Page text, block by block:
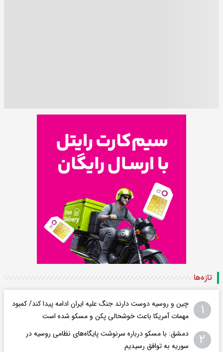
تازه‌ها
۱
چین و روسیه دوست دارند جنگ علیه ایران ادامه پیدا کند/ کمبود
مهمات آمریکا باعث خوشحالی پکن و مسکو شده است
۲
دمشق: با مسکو درباره سرنوشت پایگاه‌های نظامی روسیه در
سوریه به توافق رسیدیم